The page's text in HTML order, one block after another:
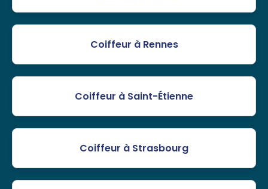
Coiffeur à Rennes
Coiffeur à Saint-Étienne
Coiffeur à Strasbourg